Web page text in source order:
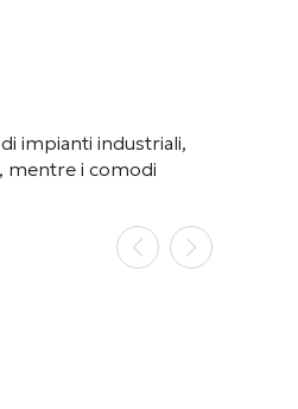
impianti industriali,
, mentre i comodi